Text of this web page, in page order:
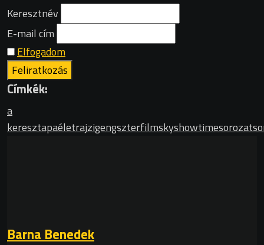
Keresztnév
E-mail cím
Elfogadom
Címkék:
a
keresztapaéletrajzigengszterfilmskyshowtimesorozat
Barna Benedek